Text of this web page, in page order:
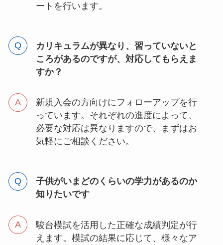
ートを行います。
カリキュラムが異なり、習っていないと
ころがあるのですが、対応してもらえま
すか？
新規入会の方向けにフォローアップを行
っています。それぞれの進度によって、
必要な対応は異なりますので、まずはお
気軽にご相談ください。
子供がいまどのくらいの学力があるのか
知りたいです
駿台模試を活用した正確な成績判定が行
えます。模試の結果に応じて、様々なア